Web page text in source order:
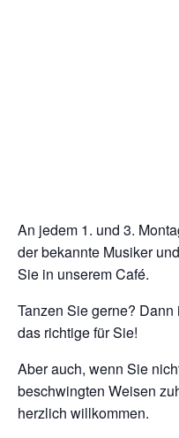
An jedem 1. und 3.
der bekannte Musiker
Sie in unserem Café.
Tanzen Sie gerne?
das richtige für Sie!
Aber auch, wenn Sie
beschwingten Weisen
herzlich willkommen.